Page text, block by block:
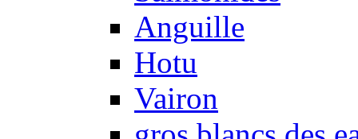
Anguille
Hotu
Vairon